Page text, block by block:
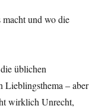
macht und wo die
üblichen
Lieblingsthema – aber
wirklich Unrecht,